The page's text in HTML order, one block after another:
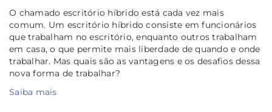
O chamado escritório híbrido está cada vez mais
comum. Um escritório híbrido consiste em funcionários
que trabalham no escritório, enquanto outros trabalham
em casa, o que permite mais liberdade de quando e onde
trabalhar. Mas quais são as vantagens e os desafios dessa
nova forma de trabalhar?
Saiba mais